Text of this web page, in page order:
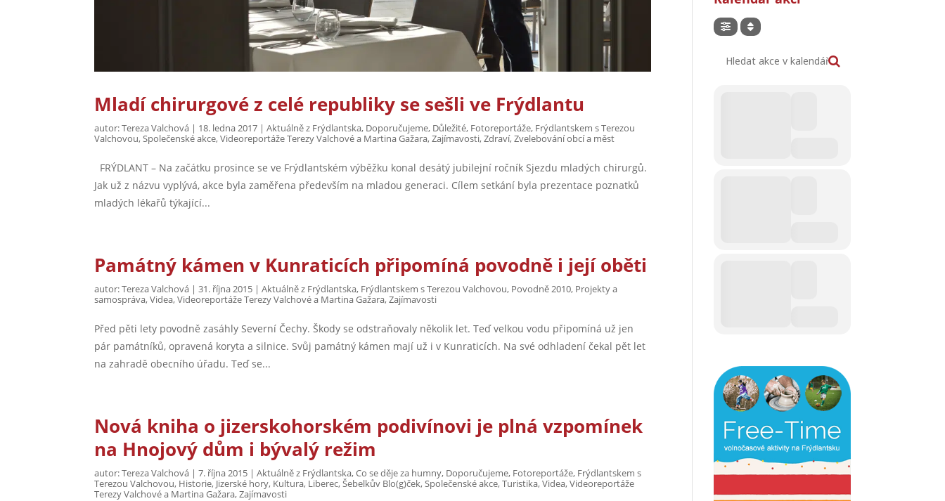
Mladí chirurgové z celé republiky se sešli ve Frýdlantu
autor:Tereza Valchová | 18. ledna 2017 |Aktuálně z Frýdlantska, Doporučujeme, Důležité, Fotoreportáže, Frýdlantskem s Terezou
Valchovou, Společenské akce,Videoreportáže Terezy Valchové a Martina Gažara,Zajímavosti,Zdraví,Zvelebování obcí a měst
FRÝDLANT – Na začátku prosince se ve Frýdlantském výběžku konal desátý jubilejní ročník Sjezdu mladých chirurgů.
Jak už z názvu vyplývá, akce byla zaměřena především na mladou generaci. Cílem setkání byla prezentace poznatků
mladých lékařů týkající...
Památný kámen v Kunraticích připomíná povodně i její oběti
autor:Tereza Valchová |31. října 2015 |Aktuálně z Frýdlantska, Frýdlantskem s Terezou Valchovou, Povodně 2010, Projekty a
samospráva,Videa,Videoreportáže Terezy Valchové a Martina Gažara,Zajímavosti
Před pěti lety povodně zasáhly Severní Čechy. Škody se odstraňovaly několik let. Teď velkou vodu připomíná už jen
pár památníků, opravená koryta a silnice. Svůj památný kámen mají už i v Kunraticích. Na své odhladení čekal pět let
na zahradě obecního úřadu. Teď se...
Nová kniha o jizerskohorském podivínovi je plná vzpomínek
na Hnojový dům i bývalý režim
autor:Tereza Valchová |7. října 2015 |Aktuálně z Frýdlantska,Co se děje za humny, Doporučujeme, Fotoreportáže, Frýdlantskem s
Terezou Valchovou, Historie, Jizerské hory, Kultura, Liberec, Šebelkův Blo(g)ček, Společenské akce,Turistika,Videa,Videoreportáže
Terezy Valchové a Martina Gažara,Zajímavosti